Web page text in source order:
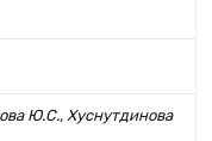
Ю.С., Хуснутдинова